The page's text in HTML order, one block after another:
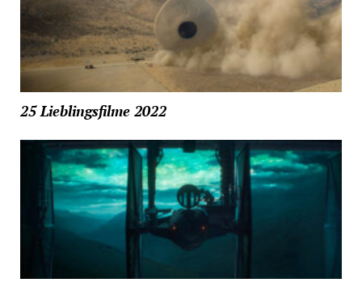
25 Lieblingsfilme 2022